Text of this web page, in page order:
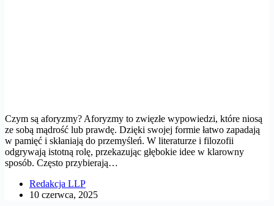
Czym są aforyzmy? Aforyzmy to zwięzłe wypowiedzi, które niosą
ze sobą mądrość lub prawdę. Dzięki swojej formie łatwo zapadają
w pamięć i skłaniają do przemyśleń. W literaturze i filozofii
odgrywają istotną rolę, przekazując głębokie idee w klarowny
sposób. Często przybierają…
Redakcja LLP
10 czerwca, 2025